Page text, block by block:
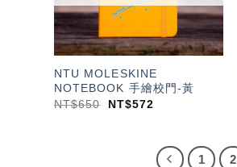
NTU MOLESKINE
NOTEBOOK 手繪校門-黃
NT$650 NT$572
1 2